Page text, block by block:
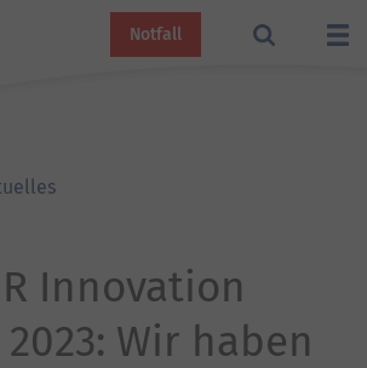
Notfall
Innovation
Wir haben